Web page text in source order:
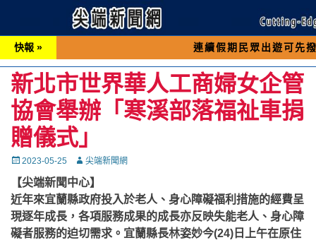
快報 » 連續假期民眾出遊可先撥打交通 「
新北市世界華人工商婦女企管
協會舉辦「寒溪部落福祉車捐
贈儀式」
Posted
2023-05-25 Autor尖端新聞網
【尖端新聞中心】
近年來宜蘭縣政府投入於老人、身心障礙福利措施的經費呈
現逐年成長，各項服務成果的成長亦反映失能老人、身心障
礙者服務的迫切需求。宜蘭縣長林姿妙今(24)日上午在原住